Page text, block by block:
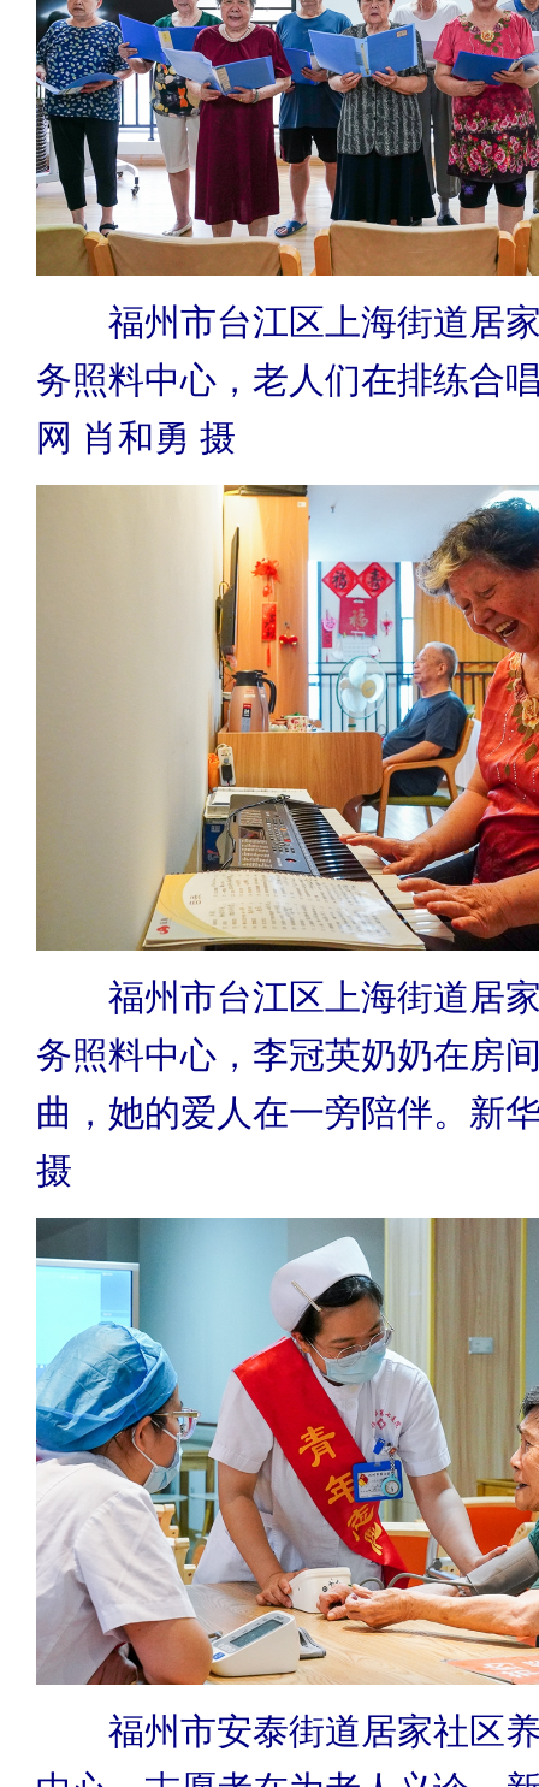
福州市台江区上海街道居
务照料中心，老人们在排练合
网 肖和勇 摄
福州市台江区上海街道居
务照料中心，李冠英奶奶在房
曲，她的爱人在一旁陪伴。新
摄
福州市安泰街道居家社区